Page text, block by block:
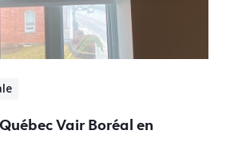
Vair Boréal en